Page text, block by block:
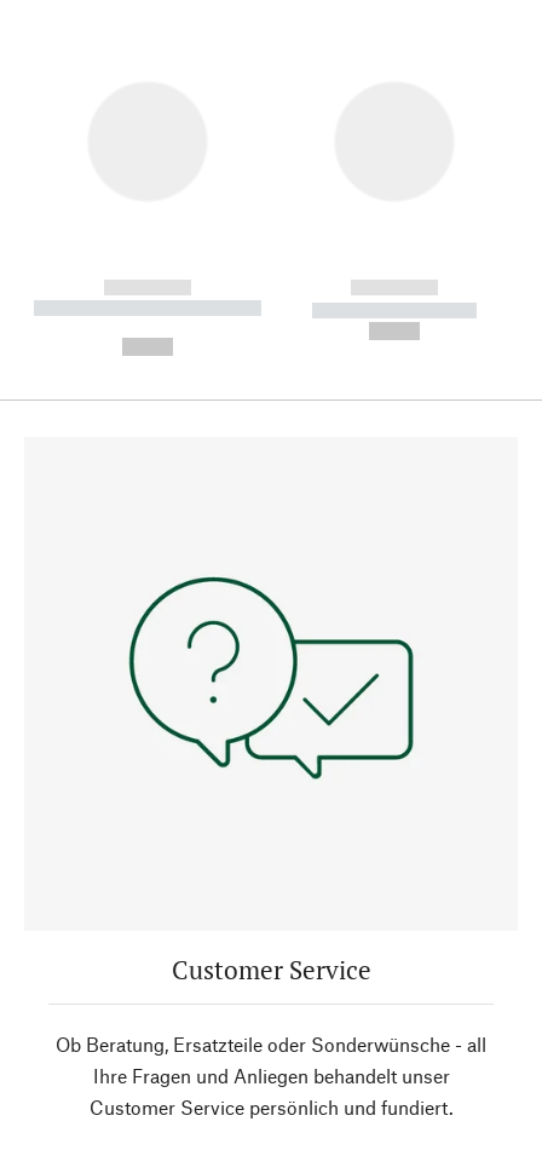
------------
----------- ----------- --------
------------
----------- -----------
Customer Service
Ob Beratung, Ersatzteile oder Sonderwünsche - all
Ihre Fragen und Anliegen behandelt unser
Customer Service persönlich und fundiert.